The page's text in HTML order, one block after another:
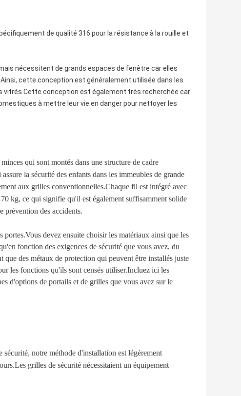
de qualité 316 pour la résistance à la rouille et
nécessitent de grands espaces de fenêtre car elles
cette conception est généralement utilisée dans les
vitrés.Cette conception est également très recherchée car
à mettre leur vie en danger pour nettoyer les
qui sont montés dans une structure de cadre
la sécurité des enfants dans les immeubles de grande
aux grilles conventionnelles.Chaque fil est intégré avec
kg, ce qui signifie qu'il est également suffisamment solide
prévention des accidents.
portes.Vous devez ensuite choisir les matériaux ainsi que les
fonction des exigences de sécurité que vous avez, du
que des métaux de protection qui peuvent être installés juste
les fonctions qu'ils sont censés utiliser.Incluez ici les
d'options de portails et de grilles que vous avez sur le
notre méthode d'installation est légèrement
grilles de sécurité nécessitaient un équipement